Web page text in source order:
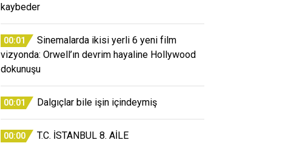
kaybeder
00:01
Sinemalarda ikisi yerli 6 yeni film
vizyonda: Orwell’ın devrim hayaline Hollywood
dokunuşu
00:01 Dalgıçlar bile işin içindeymiş
00:00
T.C. İSTANBUL 8. AİLE